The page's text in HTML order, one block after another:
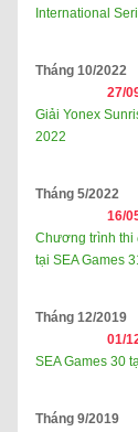
International
Tháng 10/2022
27/
Giải Yonex
2022
Tháng 5/2022
16/
Chương trình thi
tại SEA Games
Tháng 12/2019
01/
SEA Games 30
Tháng 9/2019